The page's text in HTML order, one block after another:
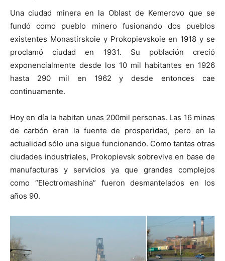
Una ciudad minera en la Oblast de Kemerovo que se
fundó como pueblo minero fusionando dos pueblos
existentes Monastirskoie y Prokopievskoie en 1918 y se
proclamó ciudad en 1931. Su población creció
exponencialmente desde los 10 mil habitantes en 1926
hasta 290 mil en 1962 y desde entonces cae
continuamente.
Hoy en día la habitan unas 200mil personas. Las 16 minas
de carbón eran la fuente de prosperidad, pero en la
actualidad sólo una sigue funcionando. Como tantas otras
ciudades industriales, Prokopievsk sobrevive en base de
manufacturas y servicios ya que grandes complejos
como “Electromashina” fueron desmantelados en los
años 90.